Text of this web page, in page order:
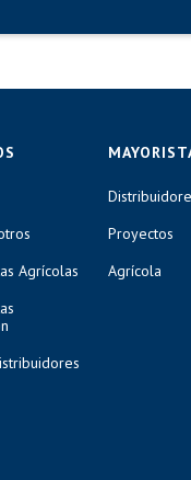
Agrícolas
Proyectos
Agrícola